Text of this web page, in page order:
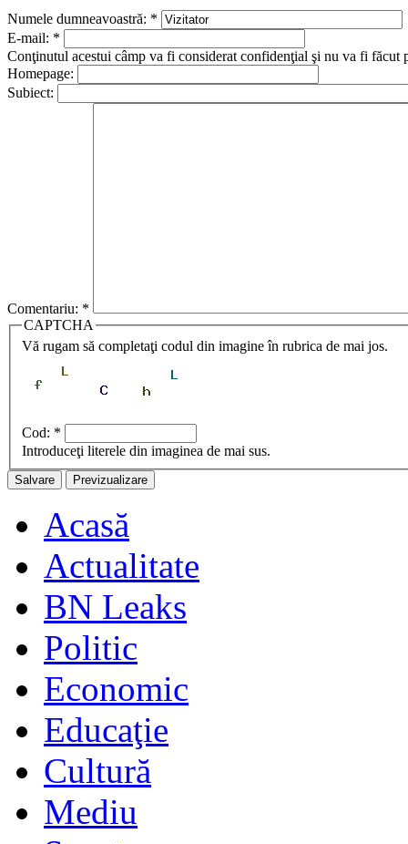
Numele dumneavoastră: *
E-mail: *
Conţinutul acestui câmp va fi considerat confidenţial şi nu va fi făcut
Homepage:
Subiect:
Comentariu: *
CAPTCHA
Vă rugam să completaţi codul din imagine în rubrica de mai jos.
Cod: *
Introduceţi literele din imaginea de mai sus.
Acasă
Actualitate
BN Leaks
Politic
Economic
Educaţie
Cultură
Mediu